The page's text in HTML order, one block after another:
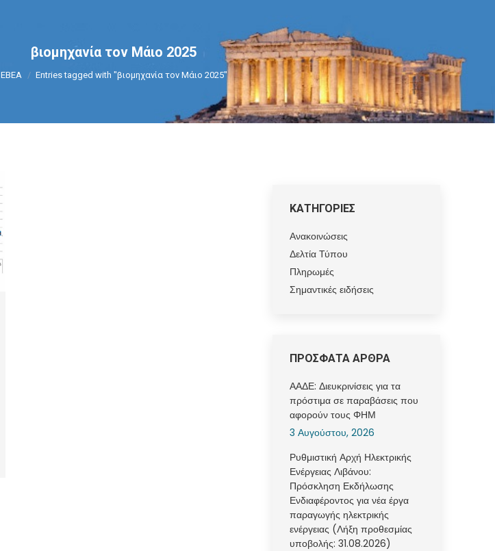
βιομηχανία τον Μάιο 2025
You are here:
ΕΒΕΑ Entries tagged with "βιομηχανία τον Μάιο 2025"
ΚΑΤΗΓΟΡΙΕΣ
Ανακοινώσεις
Δελτία Τύπου
Πληρωμές
Σημαντικές ειδήσεις
ΠΡΟΣΦΑΤΑ ΑΡΘΡΑ
ΑΑΔΕ: Διευκρινίσεις για τα
πρόστιμα σε παραβάσεις που
αφορούν τους ΦΗΜ
3 Αυγούστου, 2026
Ρυθμιστική Αρχή Ηλεκτρικής
Ενέργειας Λιβάνου:
Πρόσκληση Εκδήλωσης
Ενδιαφέροντος για νέα έργα
παραγωγής ηλεκτρικής
ενέργειας (Λήξη προθεσμίας
υποβολής: 31.08.2026)